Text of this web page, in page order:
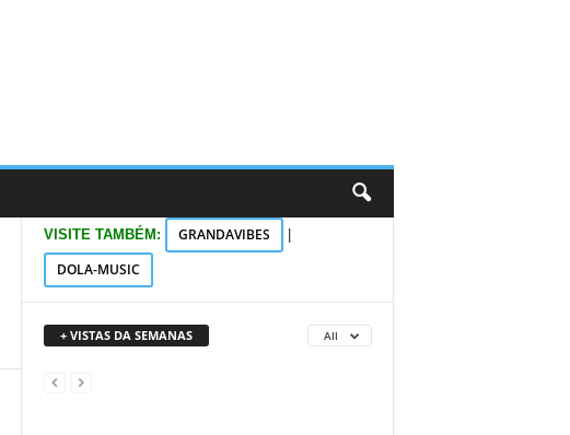
VISITE TAMBÉM: GRANDAVIBES
DOLA-MUSIC
+ VISTAS DA SEMANAS All